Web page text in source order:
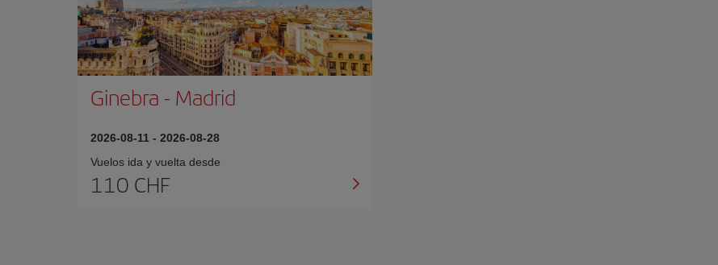
Ginebra - Madrid
2026-08-11 - 2026-08-28
Vuelos ida y vuelta desde
110 CHF